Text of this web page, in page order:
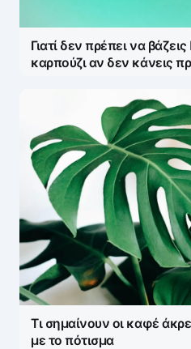
Γιατί δεν πρέπει να
καρπούζι αν δεν κάνεις
Τι σημαίνουν οι καφέ
με το πότισμα